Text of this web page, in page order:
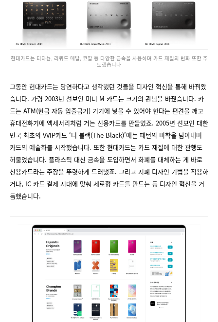
현대카드는 티타늄, 리퀴드 메탈, 코팔 등 다양한 금속을 사용하며 카드 재질의 변화 또한 주
도했습니다
그동안 현대카드는 당연하다고 생각했던 것들을 디자인 혁신을 통해 바꿔왔
습니다. 가령 2003년 선보인 미니 M 카드는 크기의 관념을 바꿨습니다. 카
드는 ATM(현금 자동 입출금기) 기기에 넣을 수 있어야 한다는 편견을 깨고
휴대전화기에 액세서리처럼 거는 신용카드를 만들었죠. 2005년 선보인 대한
민국 최초의 VVIP카드 ‘더 블랙(The Black)’에는 패턴의 미학을 담아내며
카드의 예술화를 시작했습니다. 또한 현대카드는 카드 재질에 대한 관행도
허물었습니다. 플라스틱 대신 금속을 도입하면서 화폐를 대체하는 게 바로
신용카드라는 주장을 뚜렷하게 드러냈죠. 그리고 지폐 디자인 기법을 적용하
거나, IC 카드 결제 시대에 맞춰 세로형 카드를 만드는 등 디자인 혁신을 거
듭했습니다.